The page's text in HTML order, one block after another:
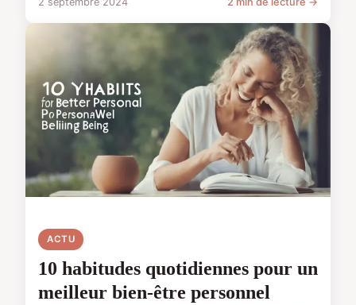
ACTU
10 habitudes quotidiennes pour un
meilleur bien-être personnel